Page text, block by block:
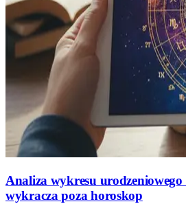
Analiza wykresu
wykracza poza horoskop